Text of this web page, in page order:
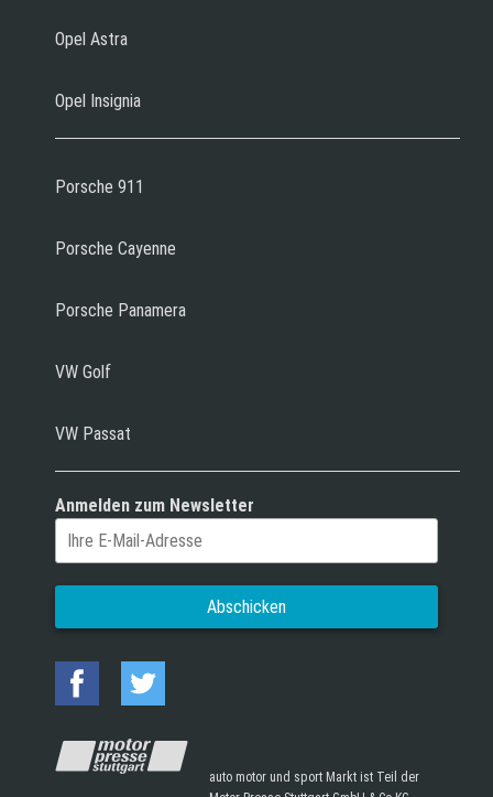
Opel Astra
Opel Insignia
Porsche 911
Porsche Cayenne
Porsche Panamera
VW Golf
VW Passat
Anmelden zum Newsletter
auto motor und sport Markt ist Teil der